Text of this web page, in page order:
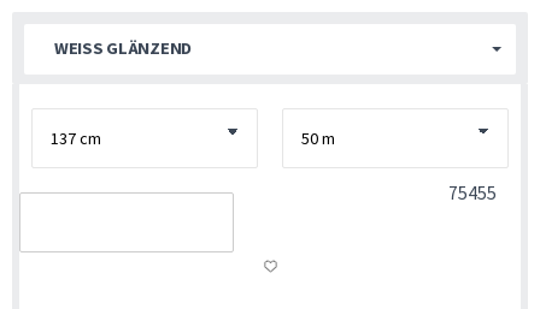
WEISS GLÄNZEND
75455